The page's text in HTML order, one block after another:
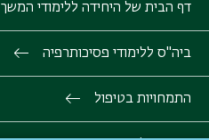
דף הבית של היחידה ללימודי המשך
ביה"ס ללימודי פסיכותרפיה
התמחויות בטיפול